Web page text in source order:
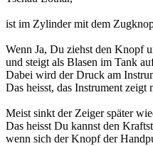
ist im Zylinder mit dem
Wenn Ja, Du ziehst den Knopf
und steigt als Blasen im Tank
Dabei wird der Druck am
Das heisst, das Instrument
Meist sinkt der Zeiger später
Das heisst Du kannst den
wenn sich der Knopf der